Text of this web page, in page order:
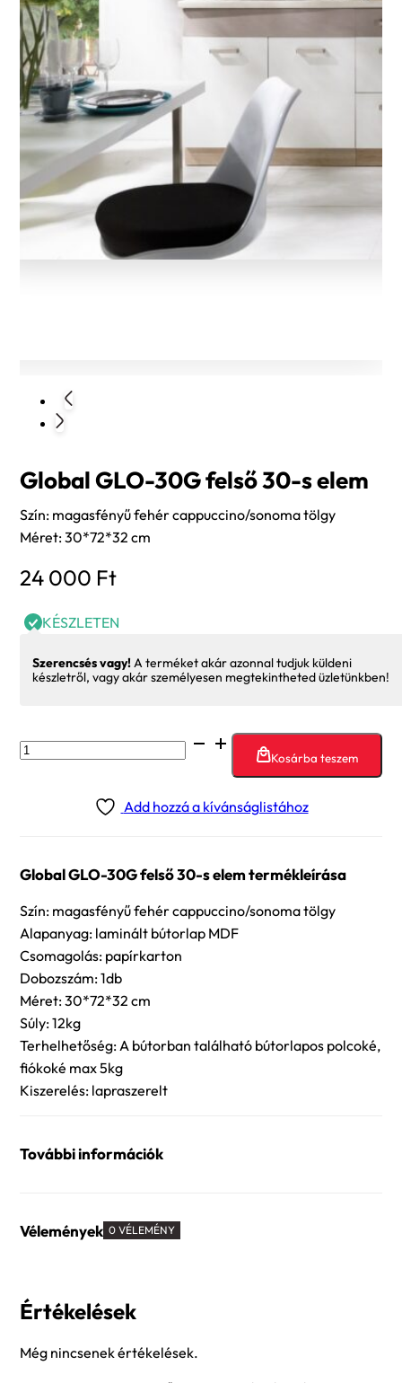
Global GLO-30G felső 30-s elem
Szín: magasfényű fehér cappuccino/sonoma tölgy
Méret: 30*72*32 cm
24 000 Ft
KÉSZLETEN
Szerencsés vagy!A terméket akár azonnal tudjuk küldeni
készletről, vagy akár személyesen megtekintheted üzletünkben!
Global
GLO-
elem
Kosárba teszem
Add hozzá a kívánságlistához
Global GLO-30G felső 30-s elem termékleírása
Szín: magasfényű fehér cappuccino/sonoma tölgy
Alapanyag: laminált bútorlap MDF
Csomagolás: papírkarton
Dobozszám: 1db
Méret: 30*72*32 cm
Súly: 12kg
Terhelhetőség: A bútorban található bútorlapos polcoké,
fiókoké max 5kg
Kiszerelés: lapraszerelt
További információk
Vélemények 0 VÉLEMÉNY
Értékelések
Még nincsenek értékelések.